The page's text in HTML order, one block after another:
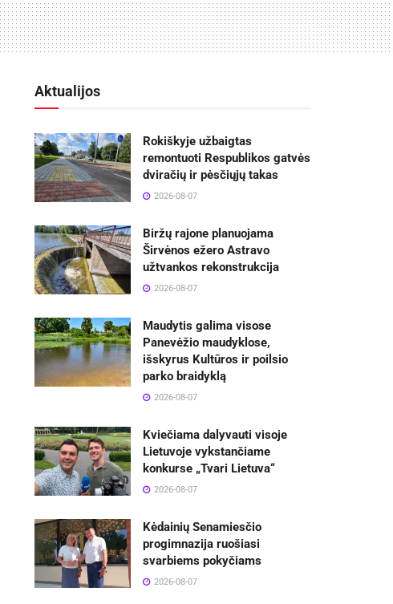
Aktualijos
Rokiškyje užbaigtas
remontuoti Respublikos gatvės
dviračių ir pėsčiųjų takas
2026-08-07
Biržų rajone planuojama
Širvėnos ežero Astravo
užtvankos rekonstrukcija
2026-08-07
Maudytis galima visose
Panevėžio maudyklose,
išskyrus Kultūros ir poilsio
parko braidyklą
2026-08-07
Kviečiama dalyvauti visoje
Lietuvoje vykstančiame
konkurse „Tvari Lietuva“
2026-08-07
Kėdainių Senamiesčio
progimnazija ruošiasi
svarbiems pokyčiams
2026-08-07